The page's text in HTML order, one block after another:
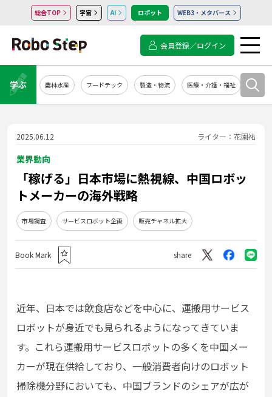
総合TOP 宇宙 AI ロボット WEB3・メタバース
会員登録／ログイン
学ぶ 農林水産 フードテック 製造・物流 医療・介護・福祉 シス
2025.06.12 ライター：花園祐
業界動向
「稼げる」日本市場に熱視線、中国ロボッ
トメーカーの海外戦略
市場調査 サービスロボット企画 販売チャネル拡大
Book Mark share
近年、日本では飲食店などを中心に、運搬用サービス
ロボットが身近でも見られるようになってきていま
す。これら運搬用サービスロボットの多くを中国メー
カーが現在供給しており、一般消費者向けのロボット
掃除機分野においても、中国ブランドのシェアが広が